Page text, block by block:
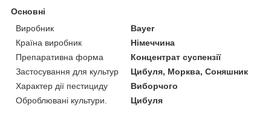
Основні
Виробник
Bayer
Країна виробник
Німеччина
Препаративна форма
Концентрат суспензії
Застосування для культур
Цибуля, Морква, Соняшник
Характер дії пестициду
Виборчого
Оброблювані культури.
Цибуля